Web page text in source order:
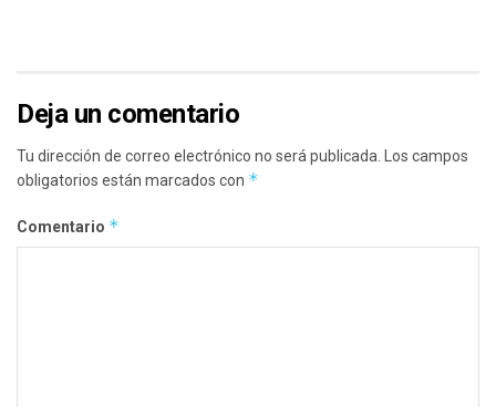
Deja un comentario
Tu dirección de correo electrónico no será publicada.
Los campos
obligatorios están marcados con *
Comentario *